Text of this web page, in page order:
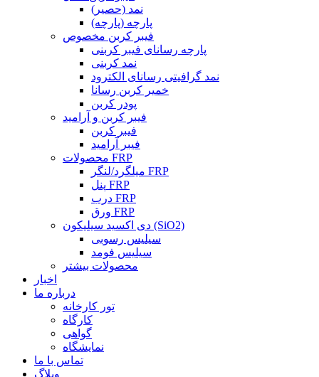
نمد (حصیر)
پارچه (پارچه)
فیبر کربن مخصوص
پارچه رسانای فیبر کربنی
نمد کربنی
نمد گرافیتی رسانای الکترود
خمیر کربن رسانا
پودر کربن
فیبر کربن و آرامید
فیبر کربن
فیبر آرامید
محصولات FRP
میلگرد/لنگر FRP
پنل FRP
درب FRP
ورق FRP
دی اکسید سیلیکون (SiO2)
سیلیس رسوبی
سیلیس فومد
محصولات بیشتر
اخبار
درباره ما
تور کارخانه
کارگاه
گواهی
نمایشگاه
تماس با ما
وبلاگ